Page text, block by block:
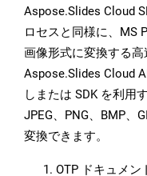
Aspose.Slides Cloud
ロセスと同様に、MS
画像形式に変換する高
Aspose.Slides Cloud
しまたは SDK を利用
JPEG、PNG、BMP、
変換できます。
OTP ドキュメン